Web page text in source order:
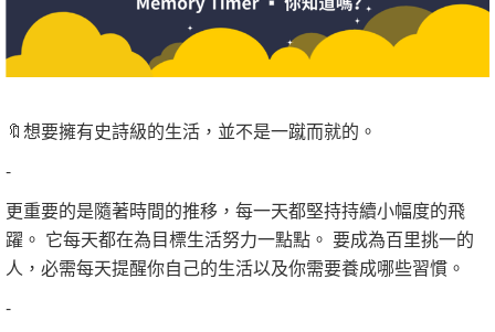
🔖想要擁有史詩級的生活，並不是一蹴而就的。
-
更重要的是隨著時間的推移，每一天都堅持持續小幅度的飛
躍。 它每天都在為目標生活努力一點點。 要成為百里挑一的
人，必需每天提醒你自己的生活以及你需要養成哪些習慣。
-